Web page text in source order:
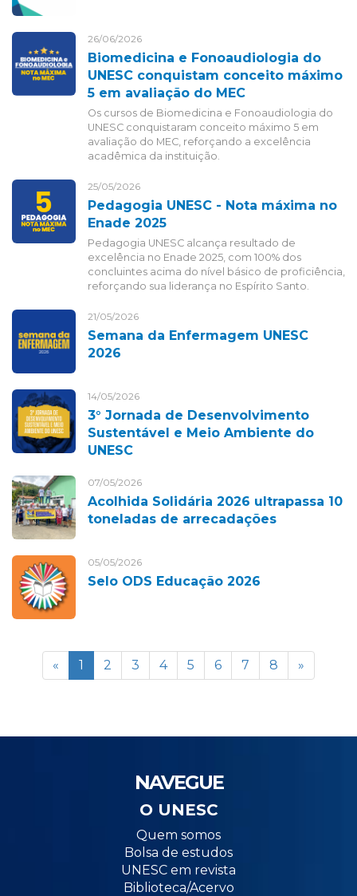
26/06/2026
Biomedicina e Fonoaudiologia do
UNESC conquistam conceito máximo
5 em avaliação do MEC
Os cursos de Biomedicina e Fonoaudiologia do
UNESC conquistaram conceito máximo 5 em
avaliação do MEC, reforçando a excelência
acadêmica da instituição.
25/05/2026
Pedagogia UNESC - Nota máxima no
Enade 2025
Pedagogia UNESC alcança resultado de
excelência no Enade 2025, com 100% dos
concluintes acima do nível básico de proficiência,
reforçando sua liderança no Espírito Santo.
21/05/2026
Semana da Enfermagem UNESC
2026
14/05/2026
3° Jornada de Desenvolvimento
Sustentável e Meio Ambiente do
UNESC
07/05/2026
Acolhida Solidária 2026 ultrapassa 10
toneladas de arrecadações
05/05/2026
Selo ODS Educação 2026
« 1 2 3 4 5 6 7 8 »
NAVEGUE
O UNESC
Quem somos
Bolsa de estudos
UNESC em revista
Biblioteca/Acervo